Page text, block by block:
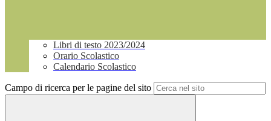
Libri di testo 2023/2024
Orario Scolastico
Calendario Scolastico
Campo di ricerca per le pagine del sito